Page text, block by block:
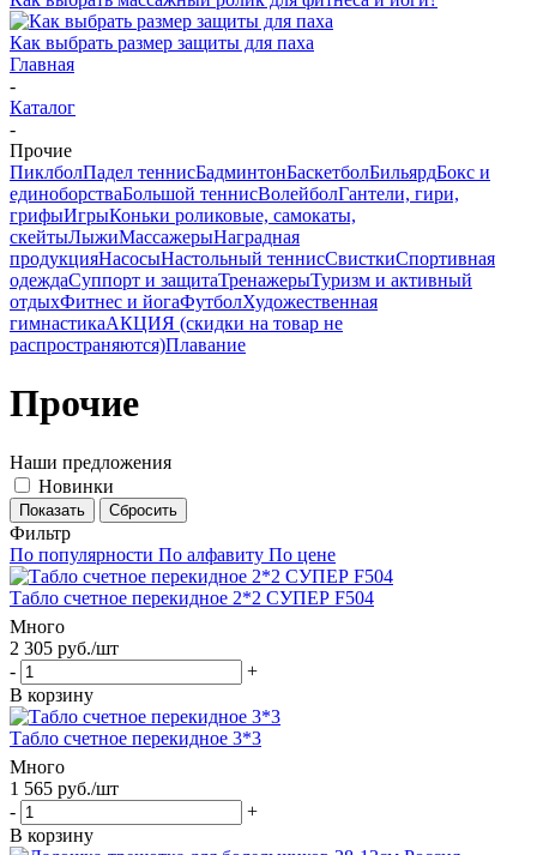
Как выбрать размер защиты для паха
Главная
-
Каталог
-
Прочие
ПиклболПадел теннисБадминтонБаскетболБильярдБокс и
единоборстваБольшой теннисВолейболГантели, гири,
грифыИгрыКоньки роликовые, самокаты,
скейтыЛыжиМассажерыНаградная
продукцияНасосыНастольный теннисСвисткиСпортивная
одеждаСуппорт и защитаТренажерыТуризм и активный
отдыхФитнес и йогаФутболХудожественная
гимнастикаАКЦИЯ (скидки на товар не
распространяются)Плавание
Прочие
Наши предложения
Новинки
Сбросить
Фильтр
По популярности По алфавиту По цене
Табло счетное перекидное 2*2 СУПЕР F504
Много
2 305 руб./шт
-
+
В корзину
Табло счетное перекидное 3*3
Много
1 565 руб./шт
-
+
В корзину